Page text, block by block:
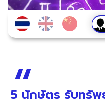
5 นักษัตร รับทรัพ